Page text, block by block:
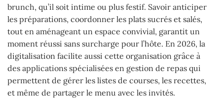
brunch, qu’il soit intime ou plus festif. Savoir anticiper
les préparations, coordonner les plats sucrés et salés,
tout en aménageant un espace convivial, garantit un
moment réussi sans surcharge pour l’hôte. En 2026, la
digitalisation facilite aussi cette organisation grâce à
des applications spécialisées en gestion de repas qui
permettent de gérer les listes de courses, les recettes,
et même de partager le menu avec les invités.